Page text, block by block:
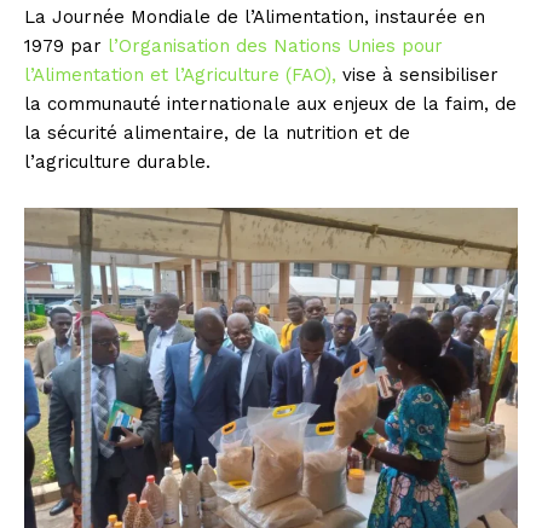
La Journée Mondiale de l’Alimentation, instaurée en
1979 par l’Organisation des Nations Unies pour
l’Alimentation et l’Agriculture (FAO), vise à sensibiliser
la communauté internationale aux enjeux de la faim, de
la sécurité alimentaire, de la nutrition et de
l’agriculture durable.